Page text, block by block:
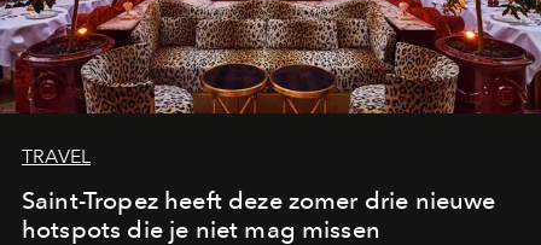
TRAVEL
Saint-Tropez heeft deze zomer drie nieuwe
hotspots die je niet mag missen